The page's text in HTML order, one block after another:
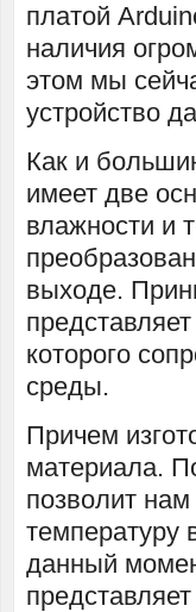
платой
наличия
этом мы
устройство
Как и
имеет две
влажности и
выходе.
которого
среды.
Причем
материала.
позволит
температуру
данный